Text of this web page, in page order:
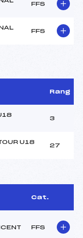
FFS
FFS
Rang
3
U18
27
Cat.
FFS